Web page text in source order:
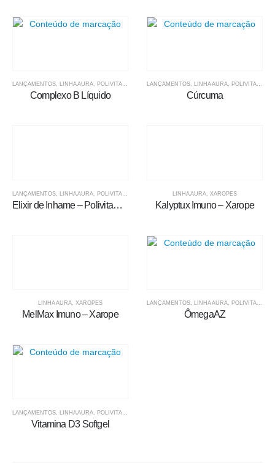
LANÇAMENTOS, LINHA AURA, POLIVITAMÍNICOS
Complexo B Líquido
LANÇAMENTOS, LINHA AURA, POLIVITAMÍNICOS
Cúrcuma
LANÇAMENTOS LINHA AURA POLIVITAMÍNICOS
Elixir de Inhame – Polivitamínico Líquido
LINHA AURA XAROPES
Kalyptux Imuno – Xarope
LINHA AURA, XAROPES
MelMax Imuno – Xarope
LANÇAMENTOS, LINHA AURA, POLIVITAMÍNICOS
ÔmegaAZ
LANÇAMENTOS LINHA AURA POLIVITAMÍNICOS
Vitamina D3 Softgel